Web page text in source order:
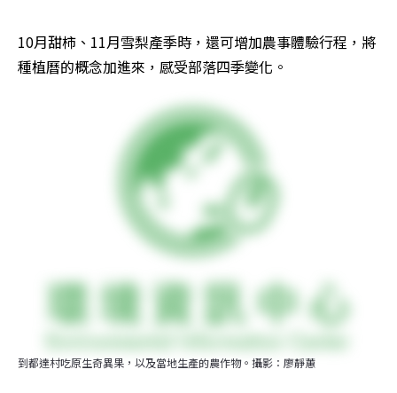
10月甜柿、11月雪梨產季時，還可增加農事體驗行程，將
種植曆的概念加進來，感受部落四季變化。
到都達村吃原生奇異果，以及當地生產的農作物。攝影：廖靜蕙